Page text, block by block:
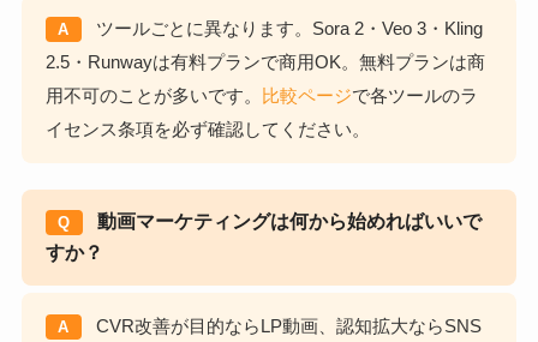
A
ツールごとに異なります。Sora 2・Veo 3・Kling
2.5・Runwayは有料プランで商用OK。無料プランは商
用不可のことが多いです。
比較ページで各ツールのラ
イセンス条項を必ず確認してください。
Q
動画マーケティングは何から始めればいいで
すか？
A
CVR改善が目的ならLP動画、認知拡大ならSNS